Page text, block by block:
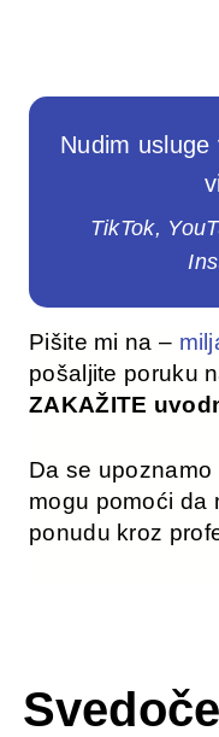
Nudim
TikTok,
Pišite mi na –
pošaljite poruku
ZAKAŽITE
Da se
mogu pomoći da
ponudu kroz